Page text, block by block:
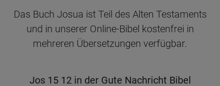
Das Buch Josua ist Teil des Alten Testaments
und in unserer Online-Bibel kostenfrei in
mehreren Übersetzungen verfügbar.
Jos 15 12 in der Gute Nachricht Bibel